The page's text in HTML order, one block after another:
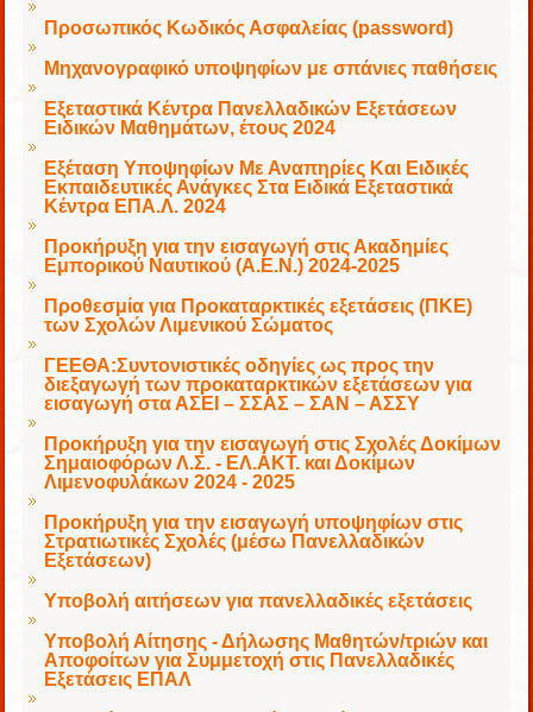
Προσωπικός Κωδικός Ασφαλείας (password)
Μηχανογραφικό υποψηφίων με σπάνιες παθήσεις
Εξεταστικά Κέντρα Πανελλαδικών Εξετάσεων
Ειδικών Μαθημάτων, έτους 2024
Εξέταση Υποψηφίων Με Αναπηρίες Και Ειδικές
Εκπαιδευτικές Ανάγκες Στα Ειδικά Εξεταστικά
Κέντρα ΕΠΑ.Λ. 2024
Προκήρυξη για την εισαγωγή στις Ακαδημίες
Εμπορικού Ναυτικού (Α.Ε.Ν.) 2024-2025
Προθεσμία για Προκαταρκτικές εξετάσεις (ΠΚΕ)
των Σχολών Λιμενικού Σώματος
ΓΕΕΘΑ:Συντονιστικές οδηγίες ως προς την
διεξαγωγή των προκαταρκτικών εξετάσεων για
εισαγωγή στα ΑΣΕΙ – ΣΣΑΣ – ΣΑΝ – ΑΣΣΥ
Προκήρυξη για την εισαγωγή στις Σχολές Δοκίμων
Σημαιοφόρων Λ.Σ. - ΕΛ.ΑΚΤ. και Δοκίμων
Λιμενοφυλάκων 2024 - 2025
Προκήρυξη για την εισαγωγή υποψηφίων στις
Στρατιωτικές Σχολές (μέσω Πανελλαδικών
Εξετάσεων)
Υποβολή αιτήσεων για πανελλαδικές εξετάσεις
Υποβολή Αίτησης - Δήλωσης Μαθητών/τριών και
Αποφοίτων για Συμμετοχή στις Πανελλαδικές
Εξετάσεις ΕΠΑΛ